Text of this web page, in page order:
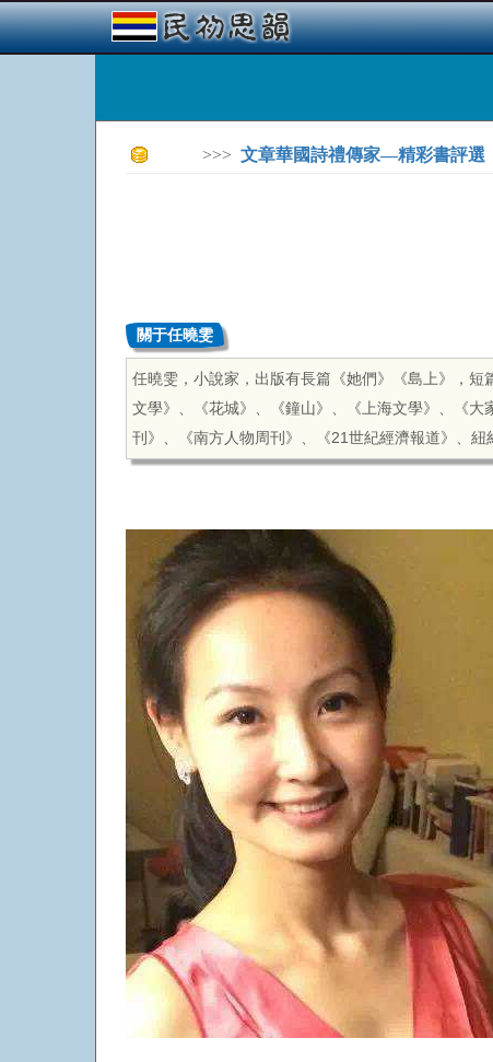
>>> 文章華國詩禮傳家—精彩書評選
關于任曉雯
任曉雯，小說家，出版有長篇《她們》《島上》，短
文學》、《花城》、《鐘山》、《上海文學》、《
刊》、《南方人物周刊》、《21世紀經濟報道》、紐